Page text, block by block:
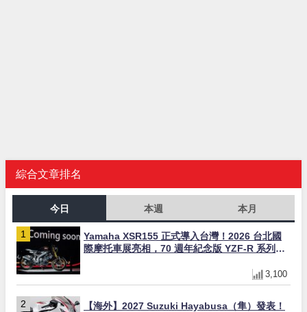
綜合文章排名
今日 本週 本月
Yamaha XSR155 正式導入台灣！2026 台北國
際摩托車展亮相，70 週年紀念版 YZF-R 系列限
3,100
【海外】2027 Suzuki Hayabusa（隼）發表！